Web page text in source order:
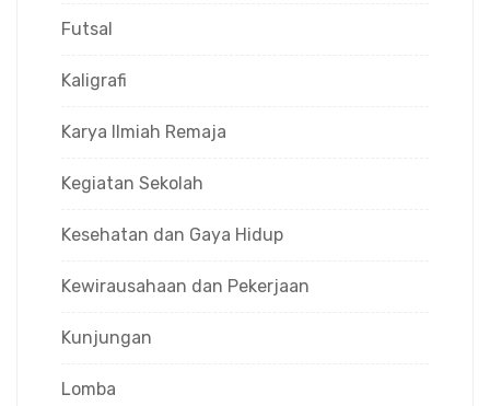
Futsal
Kaligrafi
Karya Ilmiah Remaja
Kegiatan Sekolah
Kesehatan dan Gaya Hidup
Kewirausahaan dan Pekerjaan
Kunjungan
Lomba